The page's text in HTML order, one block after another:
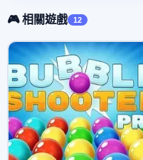
🎮 相關遊戲 12